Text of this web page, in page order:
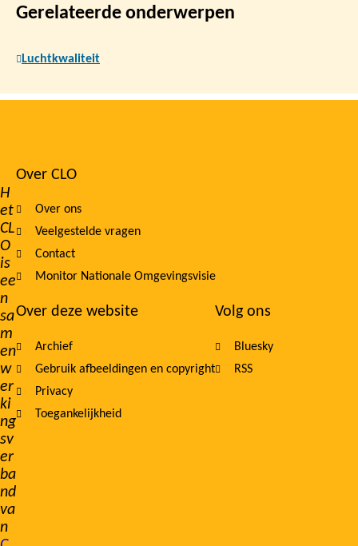
Gerelateerde onderwerpen
Luchtkwaliteit
H
et
CL
O
is
ee
n
sa
m
en
w
er
ki
ng
sv
er
ba
nd
va
n
Footer
navigation
Over CLO
Over ons
Veelgestelde vragen
Contact
Monitor Nationale Omgevingsvisie
Over deze website
Archief
Gebruik afbeeldingen en copyright
Privacy
Toegankelijkheid
Volg ons
Bluesky
RSS